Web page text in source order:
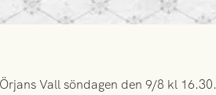
Vall söndagen den 9/8 kl 16.30.